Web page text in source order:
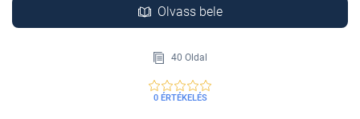
Olvass bele
40 Oldal
0 ÉRTÉKELÉS